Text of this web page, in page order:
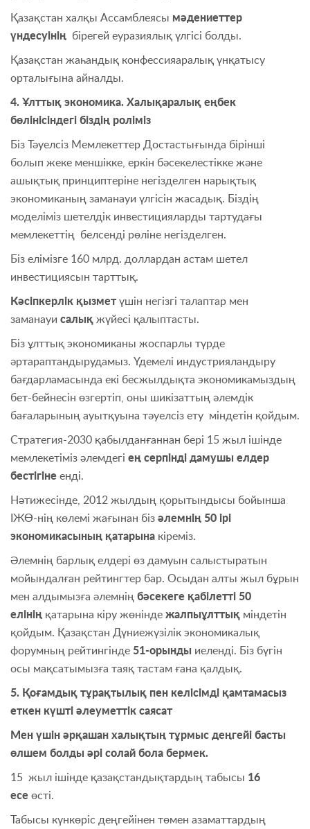
Қазақстан халқы Ассамблеясы мәдениеттер
үндесуінің бірегей еуразиялық үлгісі болды.
Қазақстан жаһандық конфессияаралық үнқатысу
орталығына айналды.
4. Ұлттық экономика. Халықаралық еңбек
бөлінісіндегі біздің роліміз
Біз Тәуелсіз Мемлекеттер Достастығында бірінші
болып жеке меншікке, еркін бәсекелестікке және
ашықтық принциптеріне негізделген нарықтық
экономиканың заманауи үлгісін жасадық. Біздің
моделіміз шетелдік инвестицияларды тартудағы
мемлекеттің белсенді рөліне негізделген.
Біз елімізге 160 млрд. доллардан астам шетел
инвестициясын тарттық.
Кәсіпкерлік қызмет үшін негізгі талаптар мен
заманауи салық жүйесі қалыптасты.
Біз ұлттық экономиканы жоспарлы түрде
әртараптандырудамыз. Үдемелі индустрияландыру
бағдарламасында екі бесжылдықта экономикамыздың
бет-бейнеcін өзгертіп, оны шикізаттың әлемдік
бағаларының ауытқуына тәуелсіз ету міндетін қойдым.
Стратегия-2030 қабылданғаннан бері 15 жыл ішінде
мемлекетіміз әлемдегі ең серпінді дамушы елдер
бестігіне енді.
Нәтижесінде, 2012 жылдың қорытындысы бойынша
ІЖӨ-нің көлемі жағынан біз әлемнің 50 ірі
экономикасының қатарына кіреміз.
Әлемнің барлық елдері өз дамуын салыстыратын
мойындалған рейтингтер бар. Осыдан алты жыл бұрын
мен алдымызға әлемнің бәсекеге қабілетті 50
елінің қатарына кіру жөнінде жалпыұлттық міндетін
қойдым. Қазақстан Дүниежүзілік экономикалық
форумның рейтингінде 51-орынды иеленді. Біз бүгін
осы мақсатымызға таяқ тастам ғана қалдық.
5. Қоғамдық тұрақтылық пен келісімді қамтамасыз
еткен күшті әлеуметтік саясат
Мен үшін әрқашан халықтың тұрмыс деңгейі басты
өлшем болды әрі солай бола бермек.
15 жыл ішінде қазақстандықтардың табысы 16
есе өсті.
Табысы күнкөріс деңгейінен төмен азаматтардың